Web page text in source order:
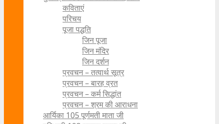
कविताएं
परिचय
पूजा पद्धति
जिन पूजा
जिन मंदिर
जिन दर्शन
प्रवचन – तत्वार्थ सूत्र
प्रवचन – बारह व्रत
प्रवचन – कर्म सिद्धांत
प्रवचन – श्रम की आराधना
आर्यिका 105 पूर्णमती माता जी